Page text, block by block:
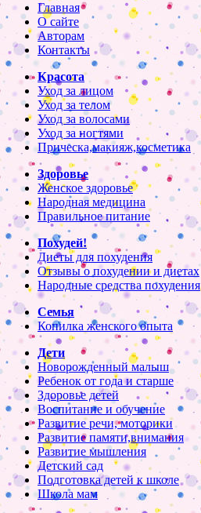
Главная
О сайте
Авторам
Контакты
Красота
Уход за лицом
Уход за телом
Уход за волосами
Уход за ногтями
Прическа,макияж,косметика
Здоровье
Женское здоровье
Народная медицина
Правильное питание
Похудей!
Диеты для похудения
Отзывы о похудении и диетах
Народные средства похудения
Семья
Копилка женского опыта
Дети
Новорожденный малыш
Ребенок от года и старше
Здоровье детей
Воспитание и обучение
Развитие речи, моторики
Развитие памяти,внимания
Развитие мышления
Детский сад
Подготовка детей к школе
Школа мам